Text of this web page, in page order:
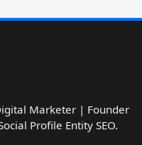
Marketer | Founder
Profile Entity SEO.